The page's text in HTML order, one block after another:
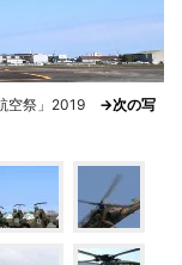
空祭」2019 →次の写